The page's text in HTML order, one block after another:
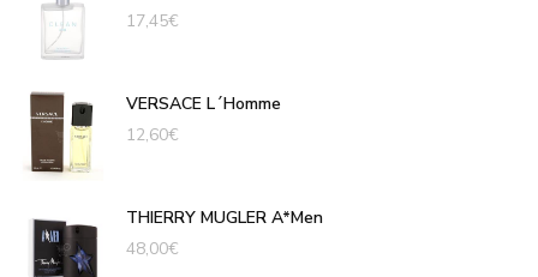
17,45€
VERSACE L´Homme
12,60€
THIERRY MUGLER A*Men
48,00€